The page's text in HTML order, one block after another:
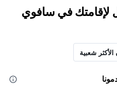
لإقامتك في سافوي
الأكثر شعبية